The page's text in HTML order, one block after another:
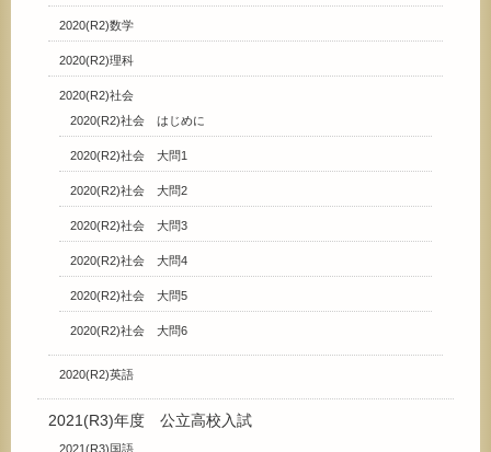
2020(R2)数学
2020(R2)理科
2020(R2)社会
2020(R2)社会 はじめに
2020(R2)社会 大問1
2020(R2)社会 大問2
2020(R2)社会 大問3
2020(R2)社会 大問4
2020(R2)社会 大問5
2020(R2)社会 大問6
2020(R2)英語
2021(R3)年度 公立高校入試
2021(R3)国語